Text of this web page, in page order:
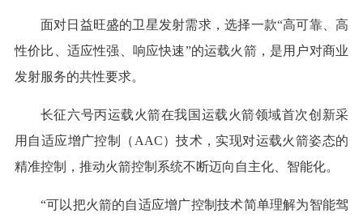
面对日益旺盛的卫星发射需求，选择一款“高可靠、高
性价比、适应性强、响应快速”的运载火箭，是用户对商业
发射服务的共性要求。
长征六号丙运载火箭在我国运载火箭领域首次创新采
用自适应增广控制（AAC）技术，实现对运载火箭姿态的
精准控制，推动火箭控制系统不断迈向自主化、智能化。
“可以把火箭的自适应增广控制技术简单理解为智能驾